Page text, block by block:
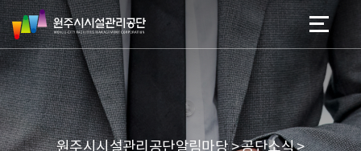
스
킵
네
비
게
이
션
본문 바로가기
메뉴 바로가기
원
주
시
시
설
관
리
원주시시설관리공단알림마당 > 공단소식 >